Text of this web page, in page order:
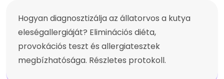
Hogyan diagnosztizálja az állatorvos a kutya
eleségallergiáját? Eliminációs diéta,
provokációs teszt és allergiatesztek
megbízhatósága. Részletes protokoll.